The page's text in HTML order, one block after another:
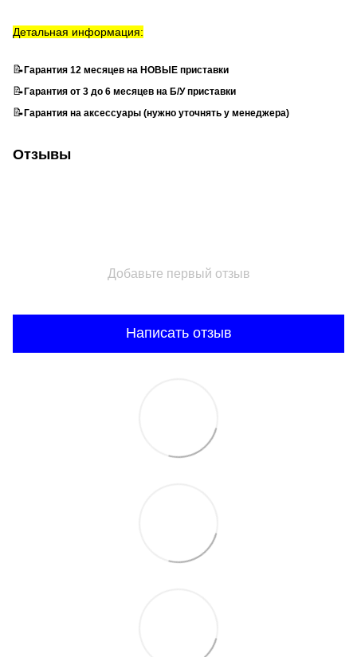
Детальная информация:
📝Гарантия 12 месяцев на НОВЫЕ приставки
📝Гарантия от 3 до 6 месяцев на Б/У приставки
📝Гарантия на аксессуары (нужно уточнять у менеджера)
Отзывы
Добавьте первый отзыв
Написать отзыв